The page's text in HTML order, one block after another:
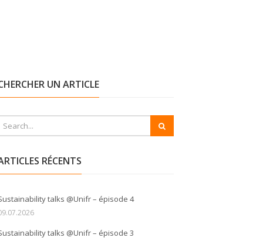
UN ARTICLE
RÉCENTS
talks @Unifr – épisode 4
talks @Unifr – épisode 3